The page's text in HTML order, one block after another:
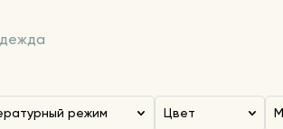
режим Цвет